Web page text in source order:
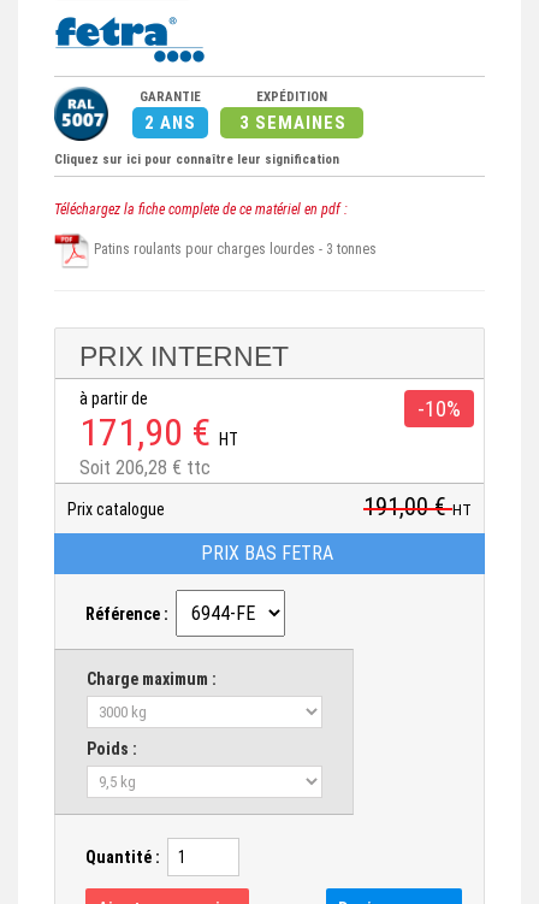
GARANTIE
2 ANS
EXPÉDITION
3 SEMAINES
Cliquez sur ici pour connaître leur signification
Téléchargez la fiche complete de ce matériel en pdf :
Patins roulants pour charges lourdes - 3 tonnes
PRIX INTERNET
à partir de
171,90 € HT
Soit 206,28 € ttc
-10%
Prix catalogue 191,00 €HT
PRIX BAS FETRA
Référence :
Charge maximum :
Poids :
Quantité :